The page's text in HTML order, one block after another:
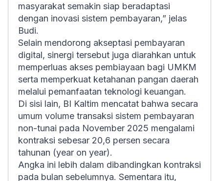
masyarakat semakin siap beradaptasi
dengan inovasi sistem pembayaran,” jelas
Budi.
Selain mendorong akseptasi pembayaran
digital, sinergi tersebut juga diarahkan untuk
memperluas akses pembiayaan bagi UMKM
serta memperkuat ketahanan pangan daerah
melalui pemanfaatan teknologi keuangan.
Di sisi lain, BI Kaltim mencatat bahwa secara
umum volume transaksi sistem pembayaran
non-tunai pada November 2025 mengalami
kontraksi sebesar 20,6 persen secara
tahunan (year on year).
Angka ini lebih dalam dibandingkan kontraksi
pada bulan sebelumnya. Sementara itu,